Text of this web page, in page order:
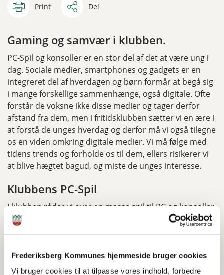
Frederiksberg Kommunes hjemmeside bruger cookies
Vi bruger cookies til at tilpasse vores indhold, forbedre
Print Del
Gaming og samvær i klubben.
PC-Spil og konsoller er en stor del af det at være ung i
dag. Sociale medier, smartphones og gadgets er en
integreret del af hverdagen og børn formår at begå sig
i mange forskellige sammenhænge, også digitale. Ofte
forstår de voksne ikke disse medier og tager derfor
afstand fra dem, men i fritidsklubben sætter vi en ære i
at forstå de unges hverdag og derfor må vi også tilegne
os en viden omkring digitale medier. Vi må følge med
tidens trends og forholde os til dem, ellers risikerer vi
at blive hægtet bagud, og miste de unges interesse.
Klubbens PC-Spil
I klubben råder vi over en masse spil til PC og konsoller.
Det kan være svært som forældre at navigere rundt i
fritidsklubben. For at sætte en standard der inkluderer
flest mulige børn, har vi i det store hele valgt at følge